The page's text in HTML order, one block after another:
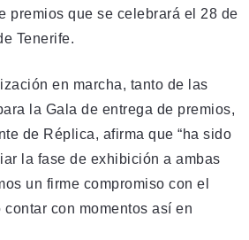
premios que se celebrará el 28 de
Tenerife.
en marcha, tanto de las
la Gala de entrega de premios,
de Réplica, afirma que “ha sido
la fase de exhibición a ambas
un firme compromiso con el
con momentos así en